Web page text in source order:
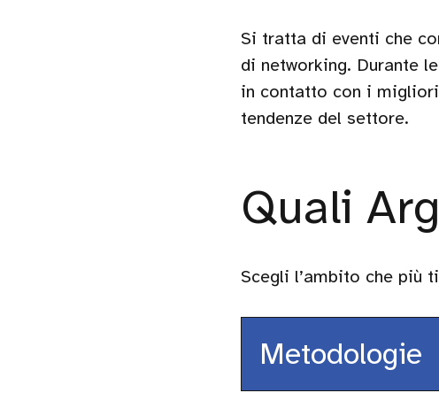
Si tratta di eventi che
di networking. Durante
in contatto con i
tendenze del settore.
Quali
Scegli l’ambito che più
Metodologie